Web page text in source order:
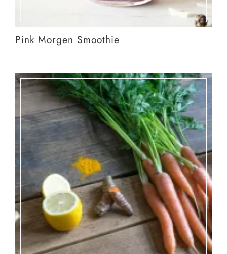
Pink Morgen Smoothie